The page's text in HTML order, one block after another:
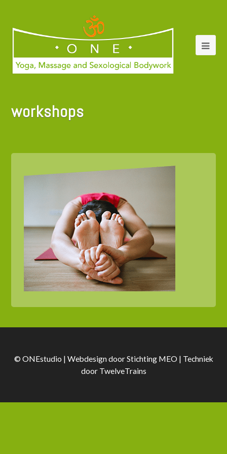
workshops
© ONEstudio | Webdesign doorStichting MEO | Techniek
door TwelveTrains